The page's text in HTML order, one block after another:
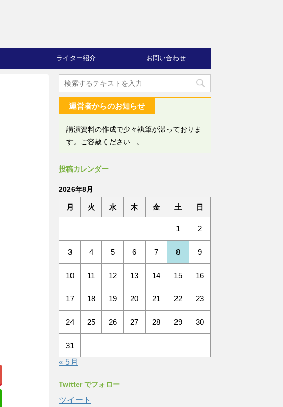
ライター紹介 お問い合わせ
運営者からのお知らせ
講演資料の作成で少々執筆が滞っておりま
す。ご容赦ください...。
投稿カレンダー
2026年8月
月 火 水 木 金 土 日
1 2
3 4 5 6 7 8 9
10 11 12 13 14 15 16
17 18 19 20 21 22 23
24 25 26 27 28 29 30
31
« 5月
Twitter でフォロー
ツイート